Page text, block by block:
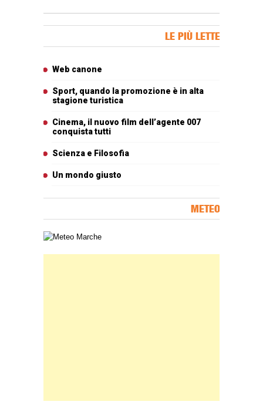
LE PIÙ LETTE
Web canone
Sport, quando la promozione è in alta
stagione turistica
Cinema, il nuovo film dell’agente 007
conquista tutti
Scienza e Filosofia
Un mondo giusto
METEO
Carta meteorologica delle Marche